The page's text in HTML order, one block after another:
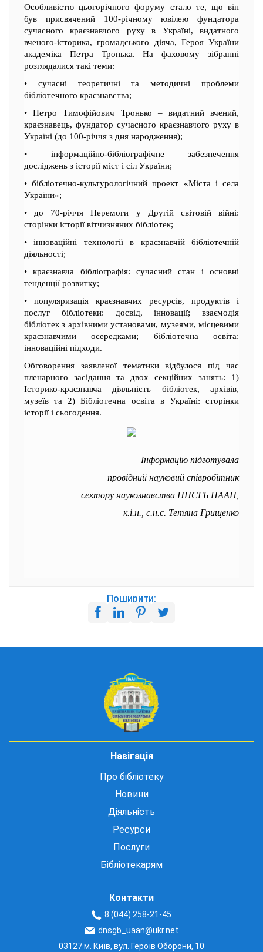
Особливістю цьогорічного форуму стало те, що він
був присвячений 100-річному ювілею фундатора
сучасного краєзнавчого руху в Україні, видатного
вченого-історика, громадського діяча, Героя України
академіка Петра Тронька. На фаховому зібранні
розглядалися такі теми:
• сучасні теоретичні та методичні проблеми
бібліотечного краєзнавства;
• Петро Тимофійович Тронько – видатний вчений,
краєзнавець, фундатор сучасного краєзнавчого руху в
Україні (до 100-річчя з дня народження);
• інформаційно-бібліографічне забезпечення
досліджень з історії міст і сіл України;
• бібліотечно-культурологічний проект «Міста і села
України»;
• до 70-річчя Перемоги у Другій світовій війні:
сторінки історії вітчизняних бібліотек;
• інноваційні технології в краєзнавчій бібліотечній
діяльності;
• краєзнавча бібліографія: сучасний стан і основні
тенденції розвитку;
• популяризація краєзнавчих ресурсів, продуктів і
послуг бібліотеки: досвід, інновації; взаємодія
бібліотек з архівними установами, музеями, місцевими
краєзнавчими осередками; бібліотечна освіта:
інноваційні підходи.
Обговорення заявленої тематики відбулося під час
пленарного засідання та двох секційних занять: 1)
Історико-краєзнавча діяльність бібліотек, архівів,
музеїв та 2) Бібліотечна освіта в Україні: сторінки
історії і сьогодення.
Інформацію підготувала
провідний науковий співробітник
сектору наукознавства ННСГБ НААН,
к.і.н., с.н.с. Тетяна Грищенко
Поширити:
Навігація
Про бібліотеку
Новини
Діяльність
Ресурси
Послуги
Бібліотекарям
Контакти
8 (044) 258-21-45
dnsgb_uaan@ukr.net
03127 м. Київ, вул. Героїв Оборони, 10